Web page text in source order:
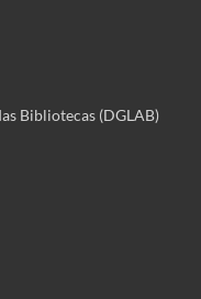
Bibliotecas (DGLAB)